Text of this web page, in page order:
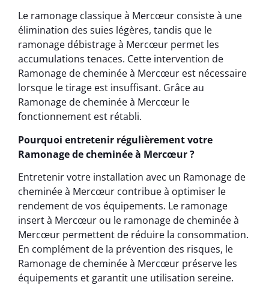
Le ramonage classique à Mercœur consiste à une
élimination des suies légères, tandis que le
ramonage débistrage à Mercœur permet les
accumulations tenaces. Cette intervention de
Ramonage de cheminée à Mercœur est nécessaire
lorsque le tirage est insuffisant. Grâce au
Ramonage de cheminée à Mercœur le
fonctionnement est rétabli.
Pourquoi entretenir régulièrement votre
Ramonage de cheminée à Mercœur ?
Entretenir votre installation avec un Ramonage de
cheminée à Mercœur contribue à optimiser le
rendement de vos équipements. Le ramonage
insert à Mercœur ou le ramonage de cheminée à
Mercœur permettent de réduire la consommation.
En complément de la prévention des risques, le
Ramonage de cheminée à Mercœur préserve les
équipements et garantit une utilisation sereine.